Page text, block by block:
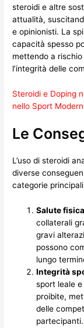
steroidi e altre
attualità,
e opinionisti. La
capacità spesso
mettendo a
l’integrità delle
Steroidi e Doping
nello Sport
Le
L’uso di steroidi
diverse
categorie
Salute
collaterali
gravi
possono
lungo
Integrità
sport leale
proibite,
delle
partecipanti.